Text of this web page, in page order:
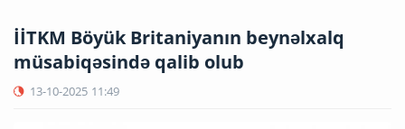
İİTKM Böyük Britaniyanın beynəlxalq
müsabiqəsində qalib olub
13-10-2025 11:49